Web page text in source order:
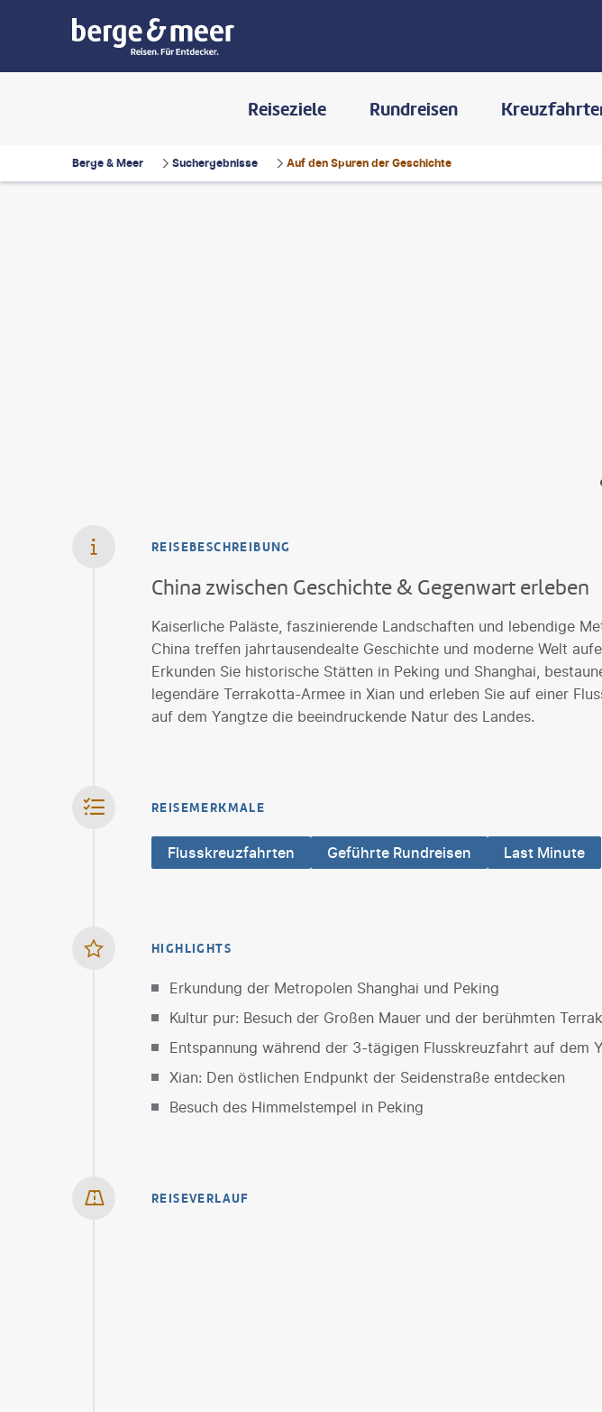
Reiseziele Rundreisen
Berge & Meer Suchergebnisse Auf den Spuren der Geschichte
REISEBESCHREIBUNG
China zwischen Geschichte & Gegenwart erleben
Kaiserliche Paläste, faszinierende Landschaften und lebendige
China treffen jahrtausendealte Geschichte und moderne Welt
Erkunden Sie historische Stätten in Peking und Shanghai,
legendäre Terrakotta-Armee in Xian und erleben Sie auf einer
auf dem Yangtze die beeindruckende Natur des Landes.
REISEMERKMALE
Flusskreuzfahrten Geführte Rundreisen Last Minute
HIGHLIGHTS
Erkundung der Metropolen Shanghai und Peking
Kultur pur: Besuch der Großen Mauer und der berühmten
Entspannung während der 3-tägigen Flusskreuzfahrt auf dem
Xian: Den östlichen Endpunkt der Seidenstraße entdecken
Besuch des Himmelstempel in Peking
REISEVERLAUF